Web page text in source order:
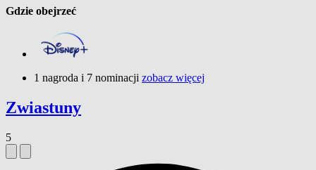
Gdzie obejrzeć
1 nagroda i 7 nominacji zobacz więcej
Zwiastuny
5